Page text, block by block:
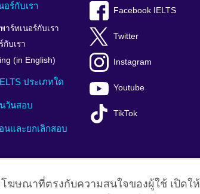
อร์กับเรา
าร์ทเนอร์กับเรา
กับเรา
(in English)
ประเภทใด
วันสอบ
นและยกเลิกสอบ
Facebook IELTS
Twitter
Instagram
Youtube
TikTok
โฆษณาที่ตรงกับความสนใจของผู้ใช้ เปิดให้